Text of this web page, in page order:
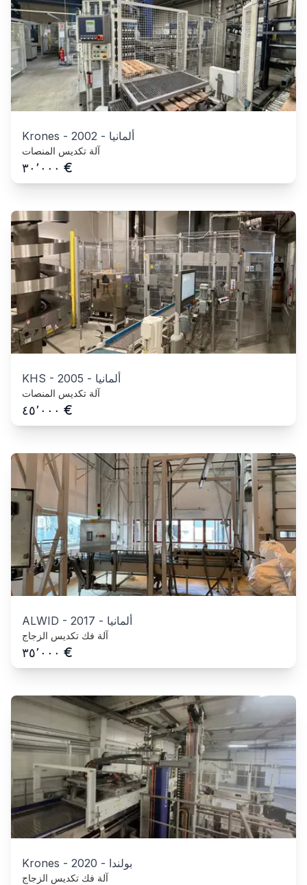
Krones - 2002 - ألمانيا
آلة تكديس المنصات
٣٠٬٠٠٠ €
KHS - 2005 - ألمانيا
آلة تكديس المنصات
٤٥٬٠٠٠ €
ALWID - 2017 - ألمانيا
آلة فك تكديس الزجاج
٣٥٬٠٠٠ €
Krones - 2020 - بولندا
آلة فك تكديس الزجاج